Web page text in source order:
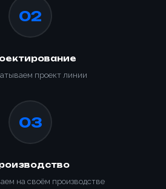
02
проект линии
03
на своём производстве
*